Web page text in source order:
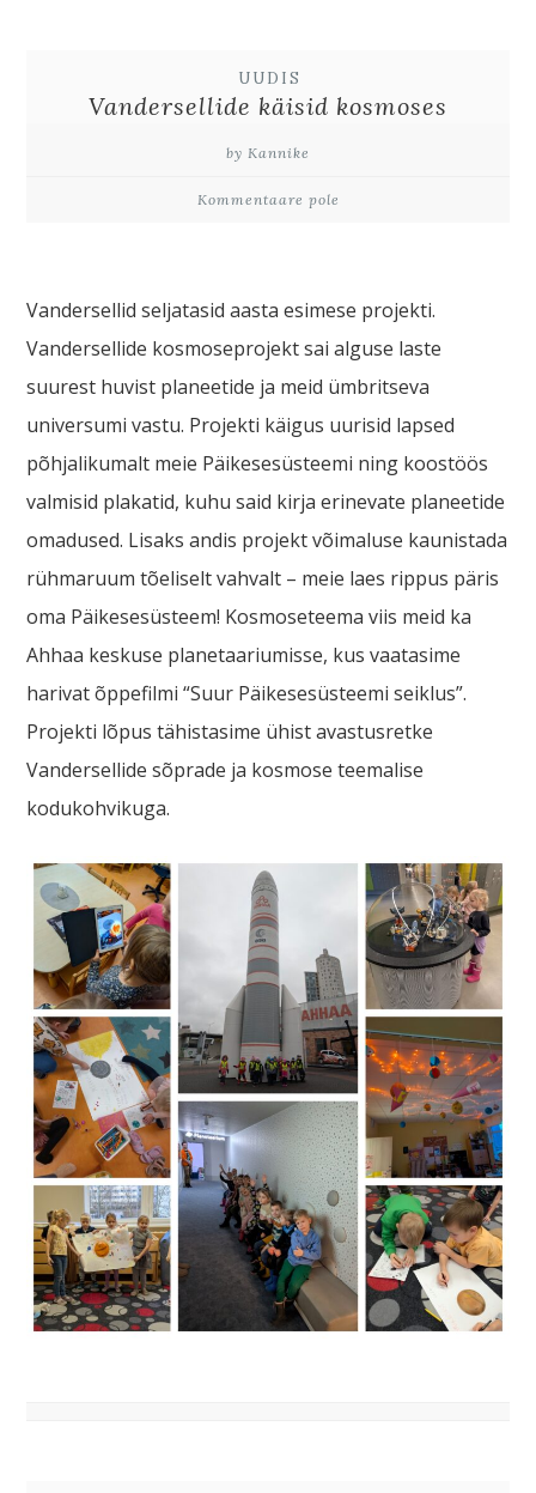
UUDIS
Vandersellide käisid kosmoses
by Kannike
Kommentaare pole
Vandersellid seljatasid aasta esimese projekti.
Vandersellide kosmoseprojekt sai alguse laste
suurest huvist planeetide ja meid ümbritseva
universumi vastu. Projekti käigus uurisid lapsed
põhjalikumalt meie Päikesesüsteemi ning koostöös
valmisid plakatid, kuhu said kirja erinevate planeetide
omadused. Lisaks andis projekt võimaluse kaunistada
rühmaruum tõeliselt vahvalt – meie laes rippus päris
oma Päikesesüsteem! Kosmoseteema viis meid ka
Ahhaa keskuse planetaariumisse, kus vaatasime
harivat õppefilmi “Suur Päikesesüsteemi seiklus”.
Projekti lõpus tähistasime ühist avastusretke
Vandersellide sõprade ja kosmose teemalise
kodukohvikuga.